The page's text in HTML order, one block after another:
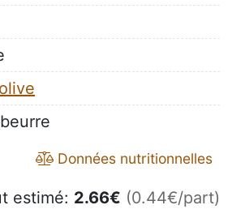
Données nutritionnelles
estimé: 2.66€ (0.44€/part)